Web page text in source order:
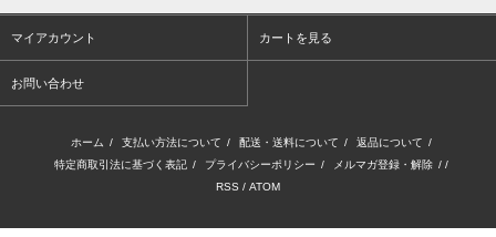
マイアカウント カートを見る
お問い合わせ
ホーム / 支払い方法について / 配送・送料について / 返品について /
特定商取引法に基づく表記 / プライバシーポリシー / メルマガ登録・解除 / /
RSS / ATOM